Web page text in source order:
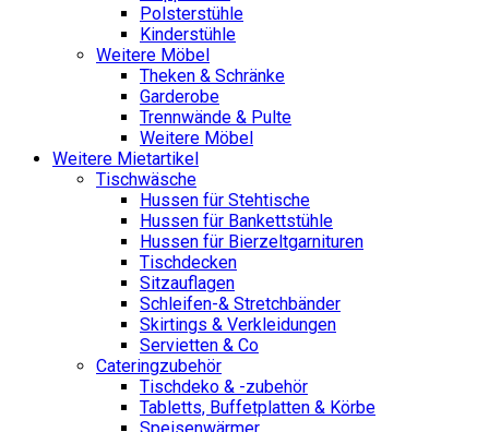
Polsterstühle
Kinderstühle
Weitere Möbel
Theken & Schränke
Garderobe
Trennwände & Pulte
Weitere Möbel
Weitere Mietartikel
Tischwäsche
Hussen für Stehtische
Hussen für Bankettstühle
Hussen für Bierzeltgarnituren
Tischdecken
Sitzauflagen
Schleifen-& Stretchbänder
Skirtings & Verkleidungen
Servietten & Co
Cateringzubehör
Tischdeko & -zubehör
Tabletts, Buffetplatten & Körbe